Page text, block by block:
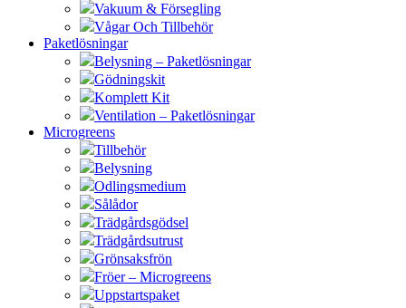
Vakuum & Försegling
Vågar Och Tillbehör
Paketlösningar
Belysning – Paketlösningar
Gödningskit
Komplett Kit
Ventilation – Paketlösningar
Microgreens
Tillbehör
Belysning
Odlingsmedium
Sålådor
Trädgårdsgödsel
Trädgårdsutrust
Grönsaksfrön
Fröer – Microgreens
Uppstartspaket